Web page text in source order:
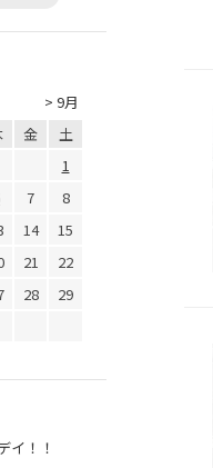
> 9月
金
土
1
7
8
14
15
21
22
28
29
イ！！